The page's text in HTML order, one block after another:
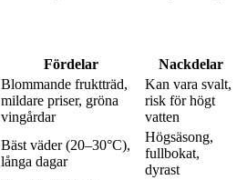
Fördelar Nackdelar
Blommande fruktträd,
mildare priser, gröna
vingårdar
Kan vara svalt,
risk för högt
vatten
Bäst väder (20–30°C),
långa dagar
Högsäsong,
fullbokat,
dyrast